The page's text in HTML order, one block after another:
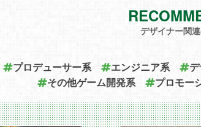
デザイナー関
プロデューサー系 エンジニア系
その他ゲーム開発系
プロモー